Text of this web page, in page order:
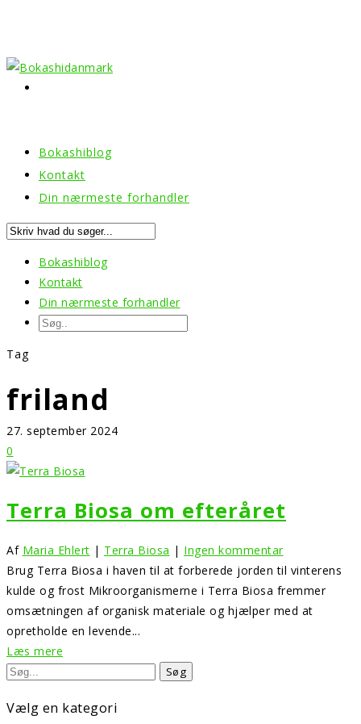
Bokashiblog
Kontakt
Din nærmeste forhandler
Bokashiblog
Kontakt
Din nærmeste forhandler
Tag
friland
27. september 2024
0
Terra Biosa om efteråret
Af Maria Ehlert | Terra Biosa | Ingen kommentar
Brug Terra Biosa i haven til at forberede jorden til vinterens
kulde og frost Mikroorganismerne i Terra Biosa fremmer
omsætningen af organisk materiale og hjælper med at
opretholde en levende...
Læs mere
Vælg en kategori